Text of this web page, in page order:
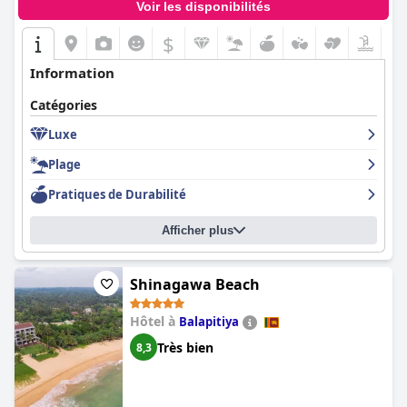
Voir les disponibilités
$
Information
Catégories
Luxe
Plage
Pratiques de Durabilité
Afficher plus
Shinagawa Beach
Hôtel à Balapitiya
8,3 Très bien